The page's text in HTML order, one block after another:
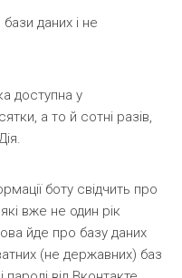
даних і не
доступна у
а то й сотні разів,
боту свідчить про
вже не один рік
йде про базу даних
(не державних) баз